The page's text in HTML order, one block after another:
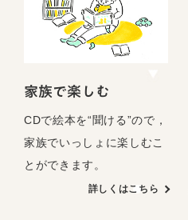
家族で楽しむ
CDで絵本を“聞ける”ので，
家族でいっしょに楽しむこ
とができます。
詳しくはこちら